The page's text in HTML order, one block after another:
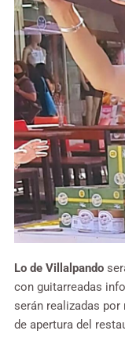
Lo de Villalpando
con guitarreadas
serán realizadas
de apertura del